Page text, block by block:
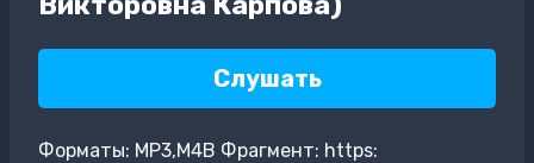
Слушать
Форматы: MP3,M4B Фрагмент: https: